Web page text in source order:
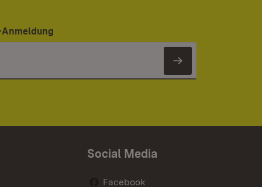
Newsletter
Social Media
Facebook